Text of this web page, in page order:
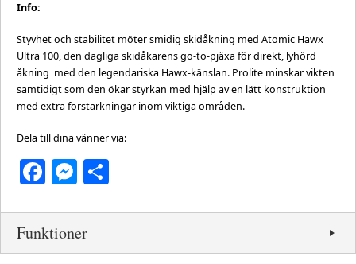
Info:
Styvhet och stabilitet möter smidig skidåkning med Atomic Hawx
Ultra 100, den dagliga skidåkarens go-to-pjäxa för direkt, lyhörd
åkning med den legendariska Hawx-känslan. Prolite minskar vikten
samtidigt som den ökar styrkan med hjälp av en lätt konstruktion
med extra förstärkningar inom viktiga områden.
Dela till dina vänner via:
Facebook
Messenger
Funktioner